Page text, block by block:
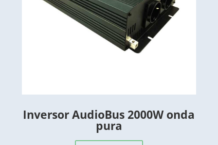
Inversor AudioBus 2000W onda
pura